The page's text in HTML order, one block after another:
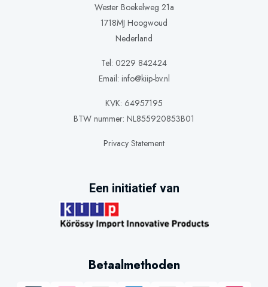
Wester Boekelweg 21a
1718MJ Hoogwoud
Nederland
Tel: 0229 842424
Email: info@kiip-bv.nl
KVK: 64957195
BTW nummer: NL855920853B01
Privacy Statement
Een initiatief van
Betaalmethoden